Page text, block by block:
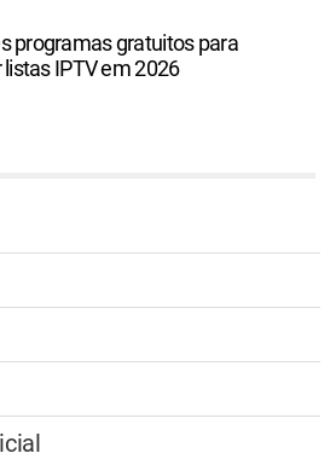
programas gratuitos para
IPTV em 2026